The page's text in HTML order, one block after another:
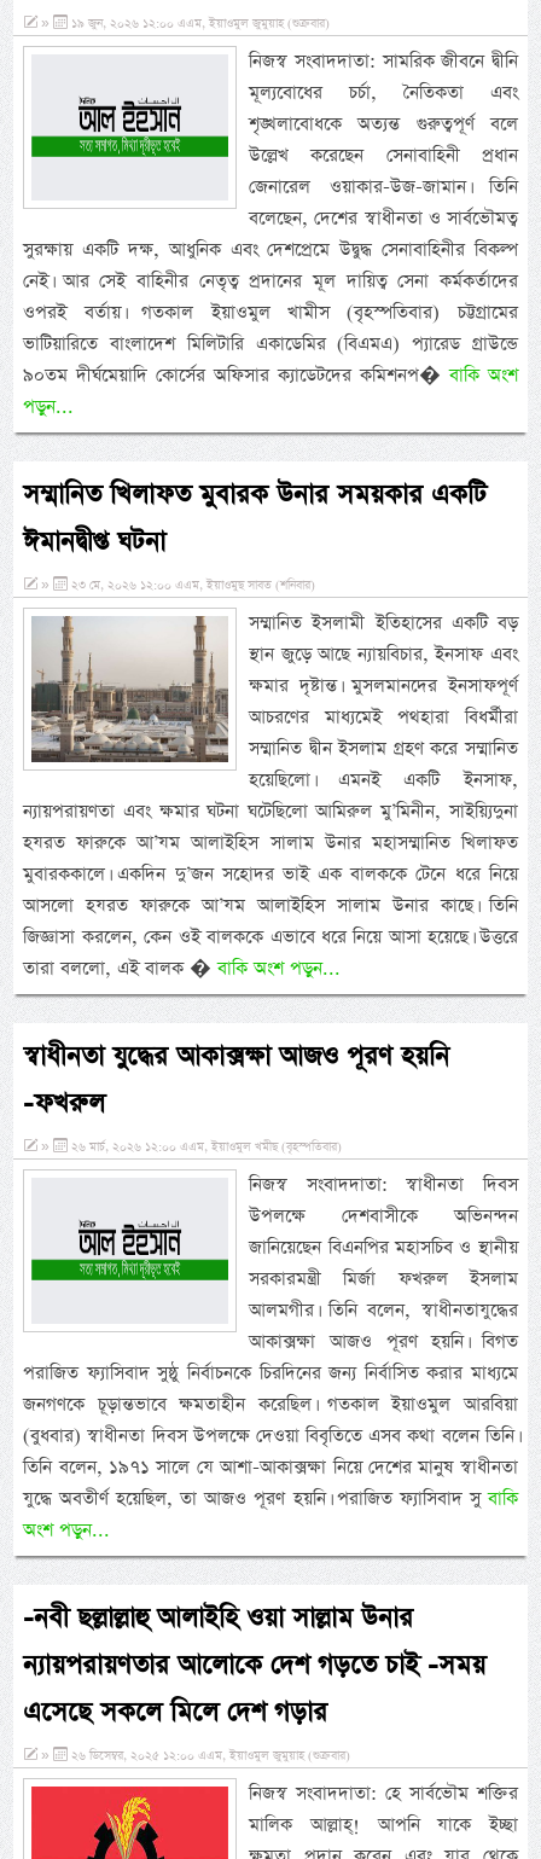
» ১৯ জুন, ২০২৬ ১২:০০ এএম, ইয়াওমুল জুমুয়াহ (শুক্রবার)
নিজস্ব সংবাদদাতা: সামরিক জীবনে দ্বীনি
মূল্যবোধের চর্চা, নৈতিকতা এবং
শৃঙ্খলাবোধকে অত্যন্ত গুরুত্বপূর্ণ বলে
উল্লেখ করেছেন সেনাবাহিনী প্রধান
জেনারেল ওয়াকার-উজ-জামান। তিনি
বলেছেন, দেশের স্বাধীনতা ও সার্বভৌমত্ব
সুরক্ষায় একটি দক্ষ, আধুনিক এবং দেশপ্রেমে উদ্বুদ্ধ সেনাবাহিনীর বিকল্প
নেই। আর সেই বাহিনীর নেতৃত্ব প্রদানের মূল দায়িত্ব সেনা কর্মকর্তাদের
ওপরই বর্তায়। গতকাল ইয়াওমুল খামীস (বৃহস্পতিবার) চট্টগ্রামের
ভাটিয়ারিতে বাংলাদেশ মিলিটারি একাডেমির (বিএমএ) প্যারেড গ্রাউন্ডে
৯০তম দীর্ঘমেয়াদি কোর্সের অফিসার ক্যাডেটদের কমিশনপ�বাকি অংশ
পড়ুন...
সম্মানিত খিলাফত মুবারক উনার সময়কার একটি
ঈমানদ্বীপ্ত ঘটনা
» ২৩ মে, ২০২৬ ১২:০০ এএম, ইয়াওমুছ সাবত (শনিবার)
সম্মানিত ইসলামী ইতিহাসের একটি বড়
স্থান জুড়ে আছে ন্যায়বিচার, ইনসাফ এবং
ক্ষমার দৃষ্টান্ত। মুসলমানদের ইনসাফপূর্ণ
আচরণের মাধ্যমেই পথহারা বিধর্মীরা
সম্মানিত দ্বীন ইসলাম গ্রহণ করে সম্মানিত
হয়েছিলো। এমনই একটি ইনসাফ,
ন্যায়পরায়ণতা এবং ক্ষমার ঘটনা ঘটেছিলো আমিরুল মু’মিনীন, সাইয়্যিদুনা
হযরত ফারুকে আ’যম আলাইহিস সালাম উনার মহাসম্মানিত খিলাফত
মুবারককালে। একদিন দু’জন সহোদর ভাই এক বালককে টেনে ধরে নিয়ে
আসলো হযরত ফারুকে আ’যম আলাইহিস সালাম উনার কাছে। তিনি
জিজ্ঞাসা করলেন, কেন ওই বালককে এভাবে ধরে নিয়ে আসা হয়েছে। উত্তরে
তারা বললো, এই বালক �বাকি অংশ পড়ুন...
স্বাধীনতা যুদ্ধের আকাক্সক্ষা আজও পূরণ হয়নি
-ফখরুল
» ২৬ মার্চ, ২০২৬ ১২:০০ এএম, ইয়াওমুল খমীছ (বৃহস্পতিবার)
নিজস্ব সংবাদদাতা: স্বাধীনতা দিবস
উপলক্ষে দেশবাসীকে অভিনন্দন
জানিয়েছেন বিএনপির মহাসচিব ও স্থানীয়
সরকারমন্ত্রী মির্জা ফখরুল ইসলাম
আলমগীর। তিনি বলেন, স্বাধীনতাযুদ্ধের
আকাক্সক্ষা আজও পূরণ হয়নি। বিগত
পরাজিত ফ্যাসিবাদ সুষ্ঠু নির্বাচনকে চিরদিনের জন্য নির্বাসিত করার মাধ্যমে
জনগণকে চূড়ান্তভাবে ক্ষমতাহীন করেছিল। গতকাল ইয়াওমুল আরবিয়া
(বুধবার) স্বাধীনতা দিবস উপলক্ষে দেওয়া বিবৃতিতে এসব কথা বলেন তিনি।
তিনি বলেন, ১৯৭১ সালে যে আশা-আকাক্সক্ষা নিয়ে দেশের মানুষ স্বাধীনতা
যুদ্ধে অবতীর্ণ হয়েছিল, তা আজও পূরণ হয়নি। পরাজিত ফ্যাসিবাদ সুবাকি
অংশ পড়ুন...
-নবী ছল্লাল্লাহু আলাইহি ওয়া সাল্লাম উনার
ন্যায়পরায়ণতার আলোকে দেশ গড়তে চাই -সময়
এসেছে সকলে মিলে দেশ গড়ার
» ২৬ ডিসেম্বর, ২০২৫ ১২:০০ এএম, ইয়াওমুল জুমুয়াহ (শুক্রবার)
নিজস্ব সংবাদদাতা: হে সার্বভৌম শক্তির
মালিক আল্লাহ্‌! আপনি যাকে ইচ্ছা